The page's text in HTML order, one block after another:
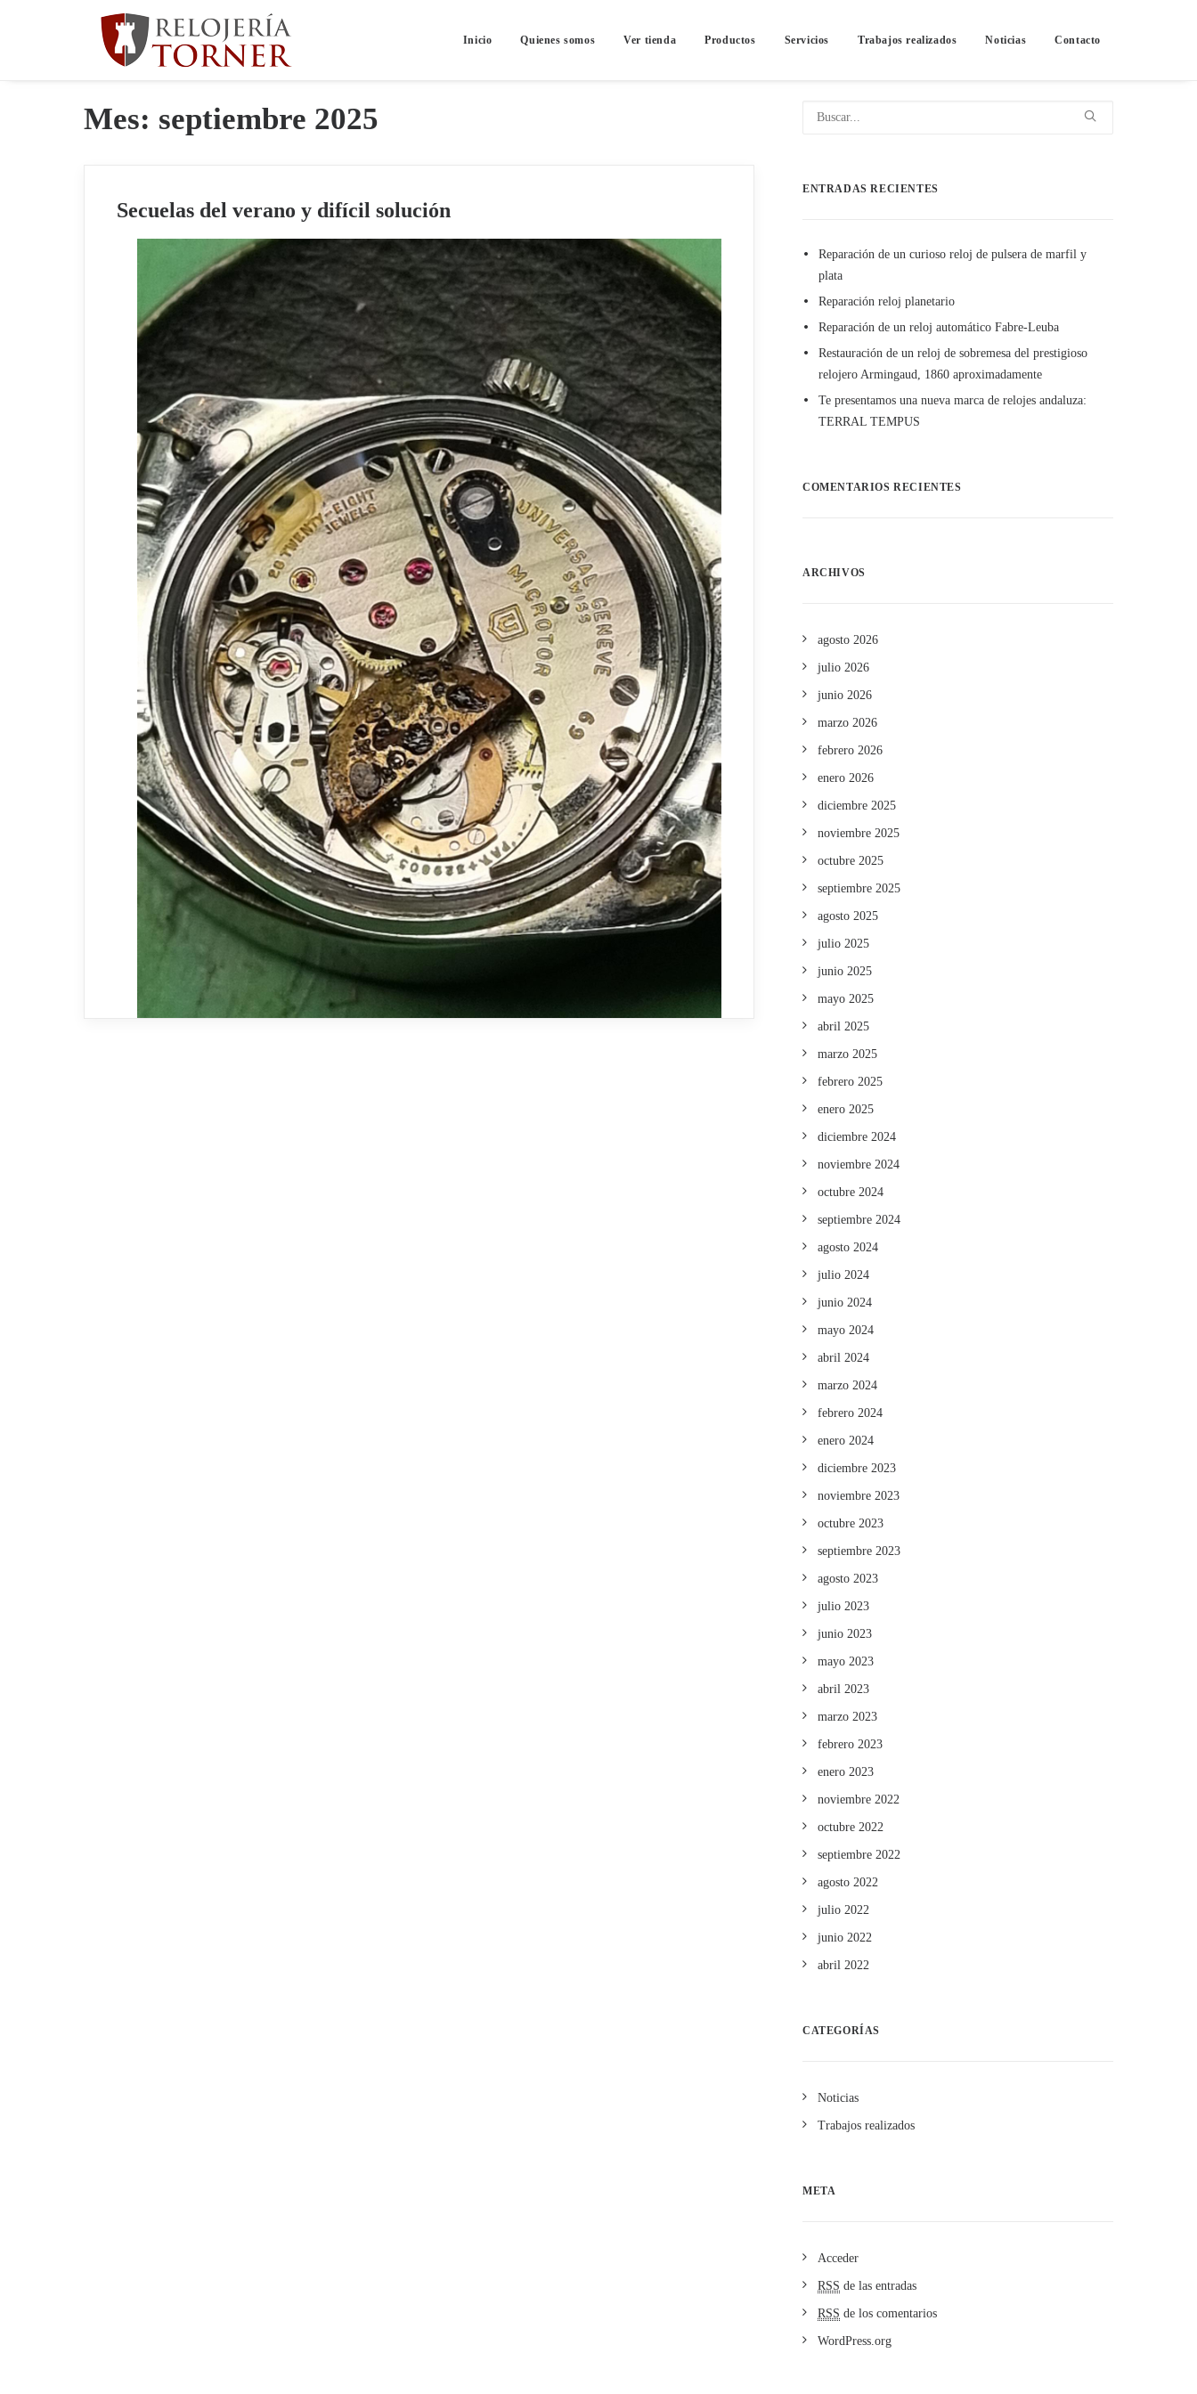
Inicio Quienes somos Ver tienda Productos Servicios Trabajos realizados Noticias Contacto
Mes: septiembre 2025
Secuelas del verano y difícil solución
ENTRADAS RECIENTES
Reparación de un curioso reloj de pulsera de marfil y
plata
Reparación reloj planetario
Reparación de un reloj automático Fabre-Leuba
Restauración de un reloj de sobremesa del prestigioso
relojero Armingaud, 1860 aproximadamente
Te presentamos una nueva marca de relojes andaluza:
TERRAL TEMPUS
COMENTARIOS RECIENTES
ARCHIVOS
agosto 2026
julio 2026
junio 2026
marzo 2026
febrero 2026
enero 2026
diciembre 2025
noviembre 2025
octubre 2025
septiembre 2025
agosto 2025
julio 2025
junio 2025
mayo 2025
abril 2025
marzo 2025
febrero 2025
enero 2025
diciembre 2024
noviembre 2024
octubre 2024
septiembre 2024
agosto 2024
julio 2024
junio 2024
mayo 2024
abril 2024
marzo 2024
febrero 2024
enero 2024
diciembre 2023
noviembre 2023
octubre 2023
septiembre 2023
agosto 2023
julio 2023
junio 2023
mayo 2023
abril 2023
marzo 2023
febrero 2023
enero 2023
noviembre 2022
octubre 2022
septiembre 2022
agosto 2022
julio 2022
junio 2022
abril 2022
CATEGORÍAS
Noticias
Trabajos realizados
META
Acceder
RSS de las entradas
RSS de los comentarios
WordPress.org